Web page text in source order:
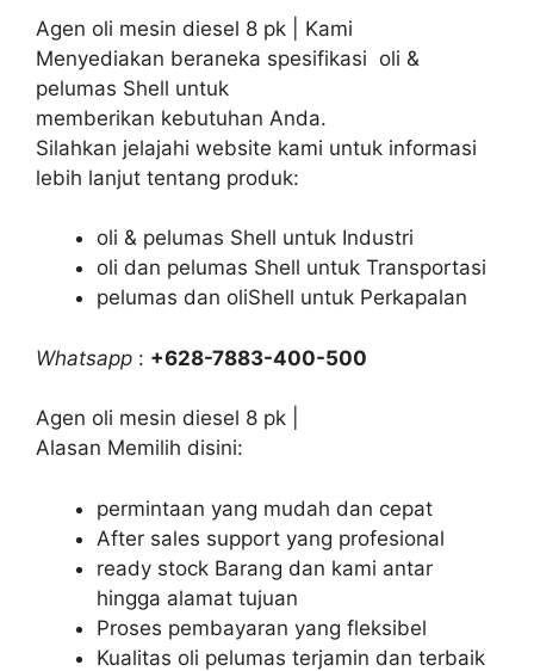
Agen oli mesin diesel 8 pk | Kami
Menyediakan beraneka spesifikasi oli &
pelumas Shell untuk
memberikan kebutuhan Anda.
Silahkan jelajahi website kami untuk informasi
lebih lanjut tentang produk:
oli & pelumas Shell untuk Industri
oli dan pelumas Shell untuk Transportasi
pelumas dan oliShell untuk Perkapalan
Whatsapp : +628-7883-400-500
Agen oli mesin diesel 8 pk |
Alasan Memilih disini:
permintaan yang mudah dan cepat
After sales support yang profesional
ready stock Barang dan kami antar
hingga alamat tujuan
Proses pembayaran yang fleksibel
Kualitas oli pelumas terjamin dan terbaik